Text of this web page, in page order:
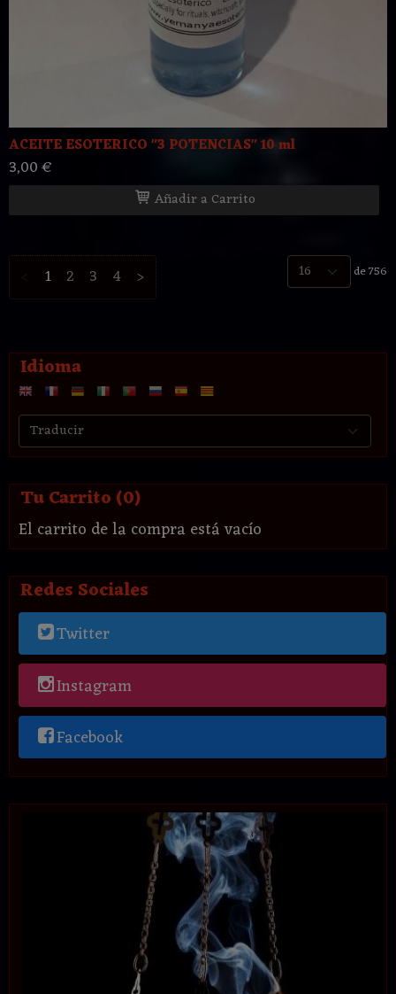
Idioma
Tu Carrito (0)
El carrito de la compra está vacío
Redes Sociales
Twitter
Instagram
Facebook
ACEITE ESOTERICO "3 POTENCIAS" 10 ml
3,00 €
Añadir a Carrito
1 2 3 4 > de 756